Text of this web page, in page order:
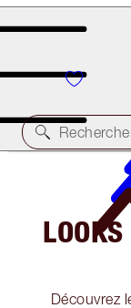
Recevez un
Découvrez